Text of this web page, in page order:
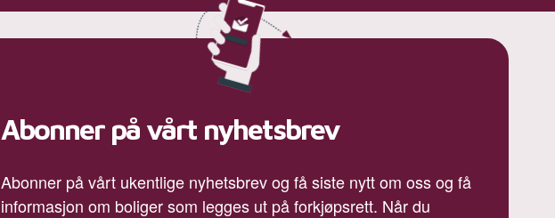
Abonner på vårt nyhetsbrev
Abonner på vårt ukentlige nyhetsbrev og få siste nytt om oss og få
informasjon om boliger som legges ut på forkjøpsrett. Når du